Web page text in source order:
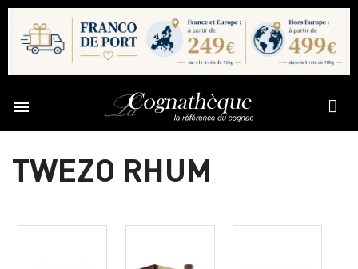

TWEZO RHUM